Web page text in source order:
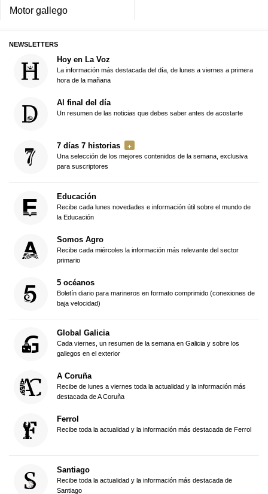
Motor gallego
NEWSLETTERS
Hoy en La Voz
La información más destacada del día, de lunes a viernes a primera
hora de la mañana
Al final del día
Un resumen de las noticias que debes saber antes de acostarte
7 días 7 historias
Una selección de los mejores contenidos de la semana, exclusiva
para suscriptores
Educación
Recibe cada lunes novedades e información útil sobre el mundo de
la Educación
Somos Agro
Recibe cada miércoles la información más relevante del sector
primario
5 océanos
Boletín diario para marineros en formato comprimido (conexiones de
baja velocidad)
Global Galicia
Cada viernes, un resumen de la semana en Galicia y sobre los
gallegos en el exterior
A Coruña
Recibe de lunes a viernes toda la actualidad y la información más
destacada de A Coruña
Ferrol
Recibe toda la actualidad y la información más destacada de Ferrol
Santiago
Recibe toda la actualidad y la información más destacada de
Santiago